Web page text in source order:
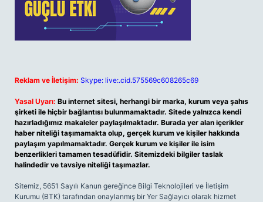
Reklam ve İletişim: Skype: live:.cid.575569c608265c69
Yasal Uyarı: Bu internet sitesi, herhangi bir marka, kurum veya şahıs
şirketi ile hiçbir bağlantısı bulunmamaktadır. Sitede yalnızca kendi
hazırladığımız makaleler paylaşılmaktadır. Burada yer alan içerikler
haber niteliği taşımamakta olup, gerçek kurum ve kişiler hakkında
paylaşım yapılmamaktadır. Gerçek kurum ve kişiler ile isim
benzerlikleri tamamen tesadüfidir. Sitemizdeki bilgiler taslak
halindedir ve tavsiye niteliği taşımazlar.
Sitemiz, 5651 Sayılı Kanun gereğince Bilgi Teknolojileri ve İletişim
Kurumu (BTK) tarafından onaylanmış bir Yer Sağlayıcı olarak hizmet